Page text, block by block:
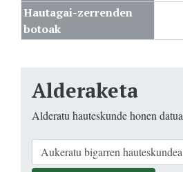
Hautagai-zerrenden
botoak
Alderaketa
Alderatu hauteskunde honen